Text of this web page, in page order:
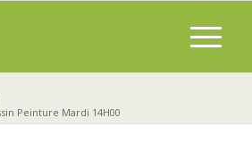
Peinture Mardi 14H00